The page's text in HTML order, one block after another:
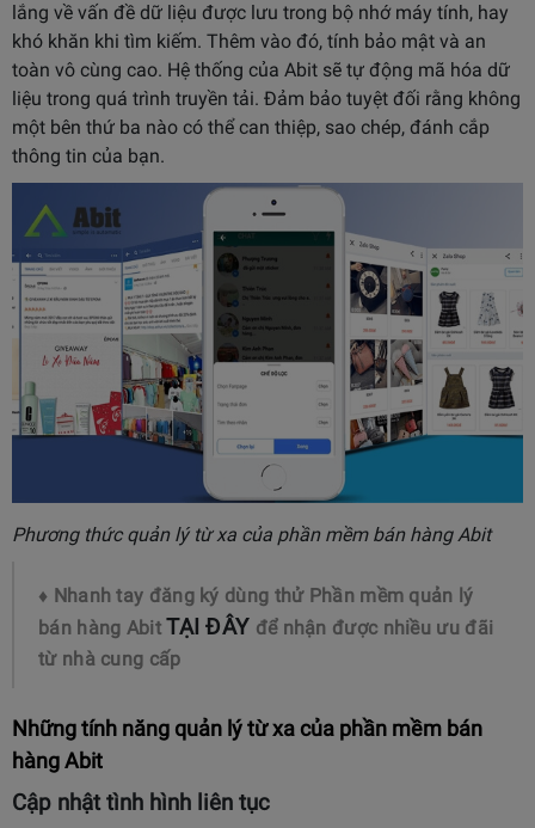
lắng về vấn đề dữ liệu được lưu trong bộ nhớ máy tính, hay
khó khăn khi tìm kiếm. Thêm vào đó, tính bảo mật và an
toàn vô cùng cao. Hệ thống của Abit sẽ tự động mã hóa dữ
liệu trong quá trình truyền tải. Đảm bảo tuyệt đối rằng không
một bên thứ ba nào có thể can thiệp, sao chép, đánh cắp
thông tin của bạn.
Phương thức quản lý từ xa của phần mềm bán hàng Abit
♦ Nhanh tay đăng ký dùng thử Phần mềm quản lý
bán hàng AbitTẠI ĐÂY để nhận được nhiều ưu đãi
từ nhà cung cấp
Những tính năng quản lý từ xa của phần mềm bán
hàng Abit
Cập nhật tình hình liên tục